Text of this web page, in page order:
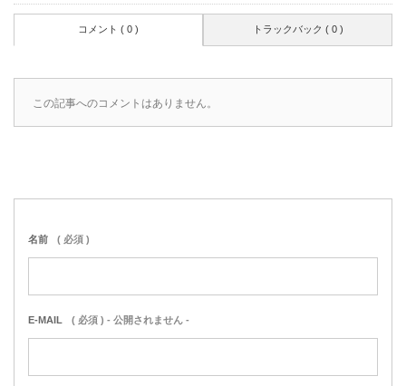
コメント ( 0 ) トラックバック ( 0 )
この記事へのコメントはありません。
名前 ( 必須 )
E-MAIL ( 必須 ) - 公開されません -